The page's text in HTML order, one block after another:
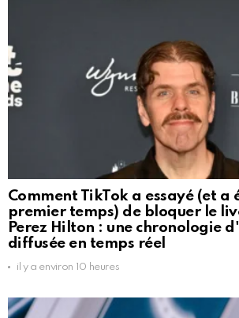
Comment TikTok a essayé (et a
premier temps) de bloquer le
Perez Hilton : une chronologie
diffusée en temps réel
il y a environ 10 heures